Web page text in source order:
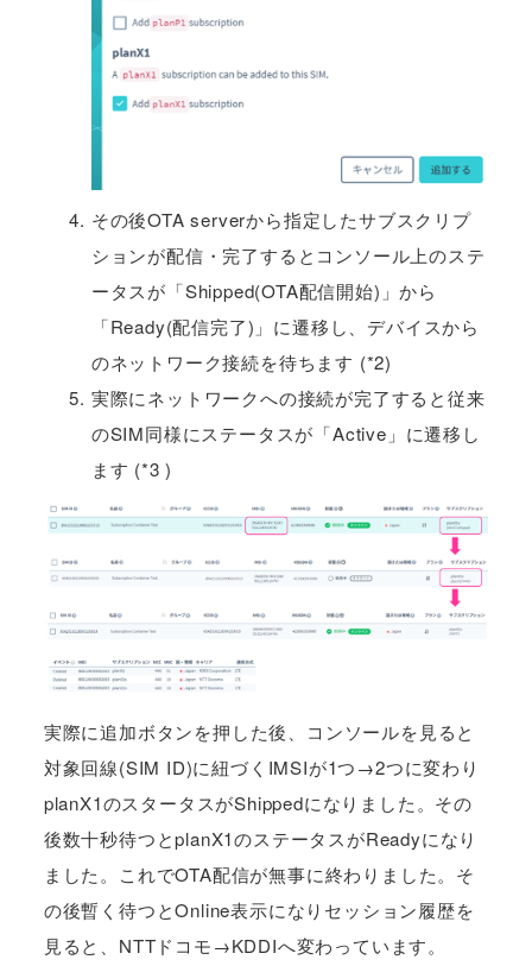
その後OTA serverから指定したサブスクリプ
ションが配信・完了するとコンソール上のステ
ータスが「Shipped(OTA配信開始)」から
「Ready(配信完了)」に遷移し、デバイスから
のネットワーク接続を待ちます (*2)
実際にネットワークへの接続が完了すると従来
のSIM同様にステータスが「Active」に遷移し
ます (*3 )
実際に追加ボタンを押した後、コンソールを見ると
対象回線(SIM ID)に紐づくIMSIが1つ→2つに変わり
planX1のスタータスがShippedになりました。その
後数十秒待つとplanX1のステータスがReadyになり
ました。これでOTA配信が無事に終わりました。そ
の後暫く待つとOnline表示になりセッション履歴を
見ると、NTTドコモ→KDDIへ変わっています。